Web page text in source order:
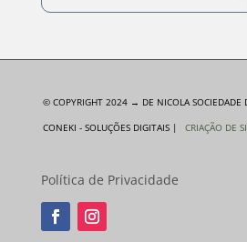
© COPYRIGHT 2024 → DE NICOLA SOCIEDADE
CONEKI - SOLUÇÕES DIGITAIS |
CRIAÇÃO DE
Política de Privacidade